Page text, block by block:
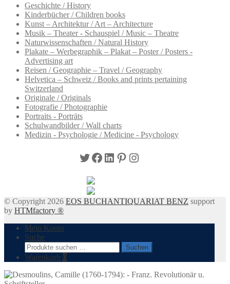
Geschichte / History
Kinderbücher / Children books
Kunst – Architektur / Art – Architecture
Musik – Theater - Schauspiel / Music – Theatre
Naturwissenschaften / Natural History
Plakate – Werbegraphik – Plakat – Poster / Posters -
Advertising art
Reisen / Geographie – Travel / Geography
Helvetica – Schweiz / Books and prints pertaining
Switzerland
Originale / Originals
Fotografie / Photographie
Portraits - Porträts
Schulwandbilder / Wall charts
Medizin - Psychologie / Medicine - Psychology
Twitter
Facebook
LinkedIn
Pinterest
Instagram
© Copyright 2026 EOS BUCHANTIQUARIAT BENZ support
by HTMfactory ®
Mein Konto
Suche
Suchen
nach:
Suchen
Warenkorb 0